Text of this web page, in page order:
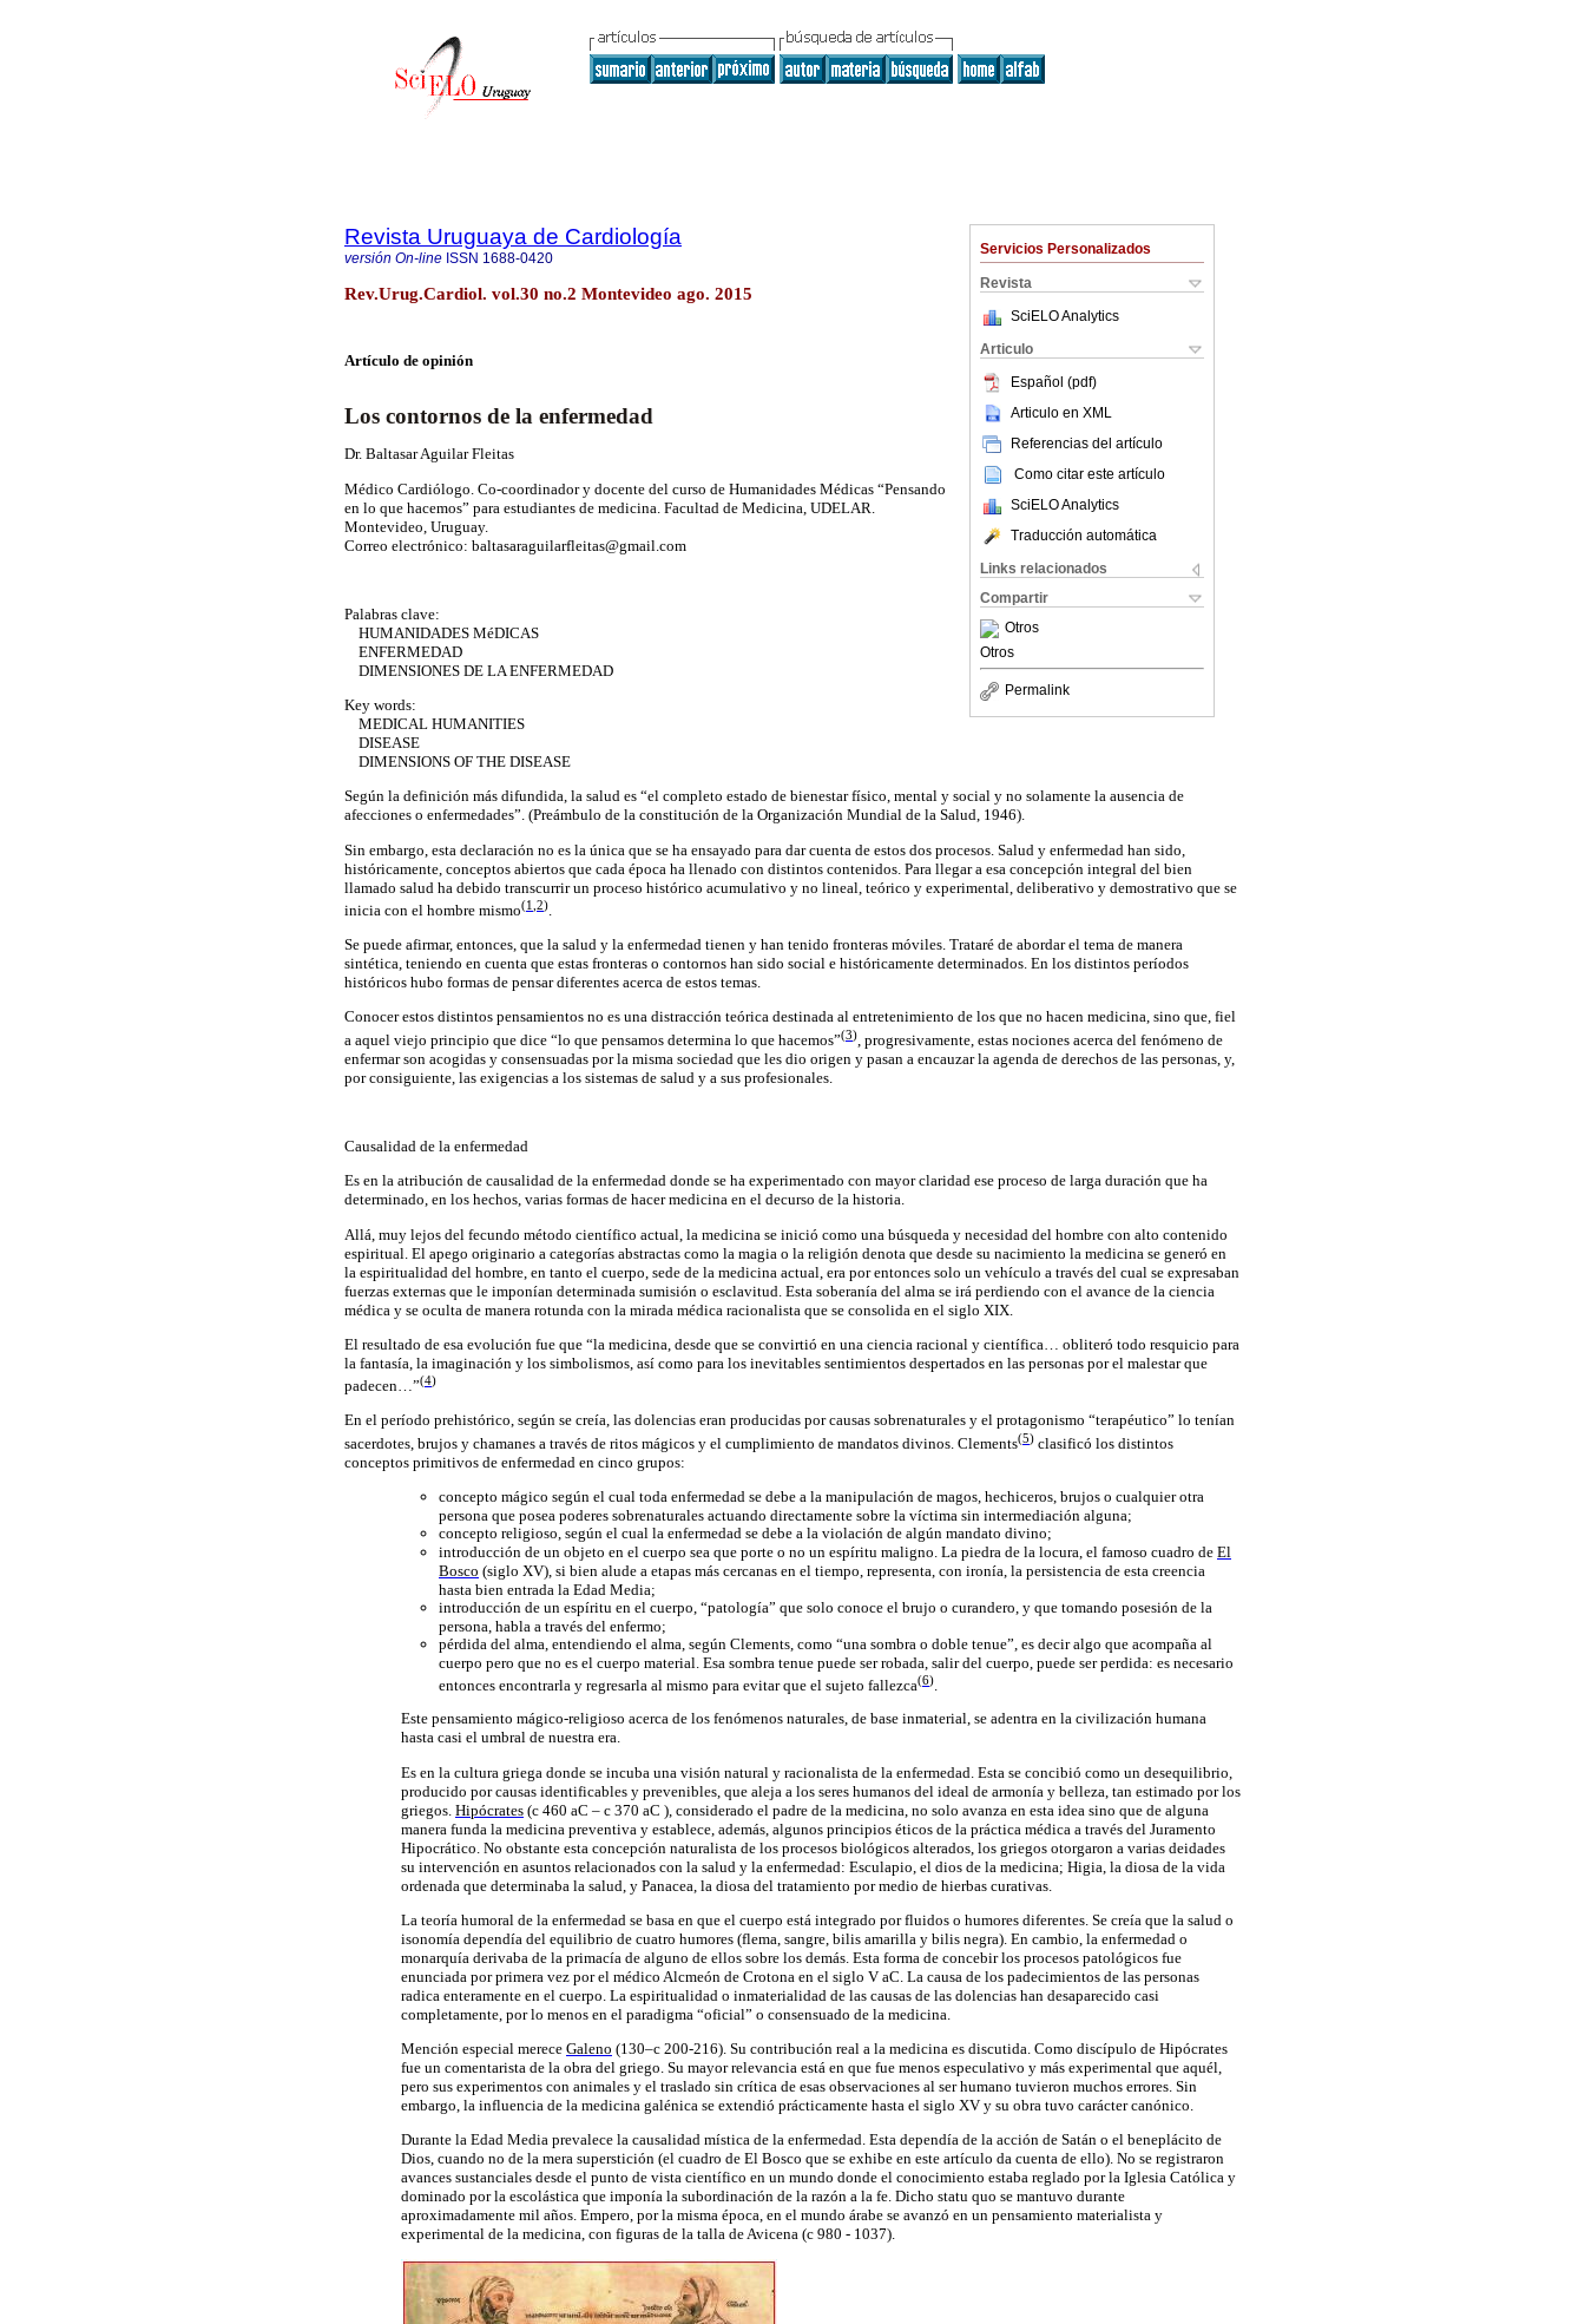
Servicios Personalizados
Revista
SciELO Analytics
Articulo
Español (pdf)
Articulo en XML
Referencias del artículo
Como citar este artículo
SciELO Analytics
Traducción automática
Links relacionados
Compartir
Otros
Otros
Permalink
Revista Uruguaya de Cardiología
versión On-line ISSN 1688-0420
Rev.Urug.Cardiol. vol.30 no.2 Montevideo ago. 2015
Artículo de opinión
Los contornos de la enfermedad
Dr. Baltasar Aguilar Fleitas
Médico Cardiólogo. Co-coordinador y docente del curso de Humanidades Médicas “Pensando
en lo que hacemos” para estudiantes de medicina. Facultad de Medicina, UDELAR.
Montevideo, Uruguay.
Correo electrónico: baltasaraguilarfleitas@gmail.com
Palabras clave:
HUMANIDADES MéDICAS
ENFERMEDAD
DIMENSIONES DE LA ENFERMEDAD
Key words:
MEDICAL HUMANITIES
DISEASE
DIMENSIONS OF THE DISEASE
Según la definición más difundida, la salud es “el completo estado de bienestar físico, mental y social y no solamente la ausencia de
afecciones o enfermedades”. (Preámbulo de la constitución de la Organización Mundial de la Salud, 1946).
Sin embargo, esta declaración no es la única que se ha ensayado para dar cuenta de estos dos procesos. Salud y enfermedad han sido,
históricamente, conceptos abiertos que cada época ha llenado con distintos contenidos. Para llegar a esa concepción integral del bien
llamado salud ha debido transcurrir un proceso histórico acumulativo y no lineal, teórico y experimental, deliberativo y demostrativo que se
inicia con el hombre mismo(1 ,2).
Se puede afirmar, entonces, que la salud y la enfermedad tienen y han tenido fronteras móviles. Trataré de abordar el tema de manera
sintética, teniendo en cuenta que estas fronteras o contornos han sido social e históricamente determinados. En los distintos períodos
históricos hubo formas de pensar diferentes acerca de estos temas.
Conocer estos distintos pensamientos no es una distracción teórica destinada al entretenimiento de los que no hacen medicina, sino que, fiel
a aquel viejo principio que dice “lo que pensamos determina lo que hacemos”(3) , progresivamente, estas nociones acerca del fenómeno de
enfermar son acogidas y consensuadas por la misma sociedad que les dio origen y pasan a encauzar la agenda de derechos de las personas, y,
por consiguiente, las exigencias a los sistemas de salud y a sus profesionales.
Causalidad de la enfermedad
Es en la atribución de causalidad de la enfermedad donde se ha experimentado con mayor claridad ese proceso de larga duración que ha
determinado, en los hechos, varias formas de hacer medicina en el decurso de la historia.
Allá, muy lejos del fecundo método científico actual, la medicina se inició como una búsqueda y necesidad del hombre con alto contenido
espiritual. El apego originario a categorías abstractas como la magia o la religión denota que desde su nacimiento la medicina se generó en
la espiritualidad del hombre, en tanto el cuerpo, sede de la medicina actual, era por entonces solo un vehículo a través del cual se expresaban
fuerzas externas que le imponían determinada sumisión o esclavitud. Esta soberanía del alma se irá perdiendo con el avance de la ciencia
médica y se oculta de manera rotunda con la mirada médica racionalista que se consolida en el siglo XIX.
El resultado de esa evolución fue que “la medicina, desde que se convirtió en una ciencia racional y científica… obliteró todo resquicio para
la fantasía, la imaginación y los simbolismos, así como para los inevitables sentimientos despertados en las personas por el malestar que
padecen…”(4)
En el período prehistórico, según se creía, las dolencias eran producidas por causas sobrenaturales y el protagonismo “terapéutico” lo tenían
sacerdotes, brujos y chamanes a través de ritos mágicos y el cumplimiento de mandatos divinos. Clements(5) clasificó los distintos
conceptos primitivos de enfermedad en cinco grupos:
concepto mágico según el cual toda enfermedad se debe a la manipulación de magos, hechiceros, brujos o cualquier otra
persona que posea poderes sobrenaturales actuando directamente sobre la víctima sin intermediación alguna;
concepto religioso, según el cual la enfermedad se debe a la violación de algún mandato divino;
introducción de un objeto en el cuerpo sea que porte o no un espíritu maligno. La piedra de la locura, el famoso cuadro de El
Bosco (siglo XV), si bien alude a etapas más cercanas en el tiempo, representa, con ironía, la persistencia de esta creencia
hasta bien entrada la Edad Media;
introducción de un espíritu en el cuerpo, “patología” que solo conoce el brujo o curandero, y que tomando posesión de la
persona, habla a través del enfermo;
pérdida del alma, entendiendo el alma, según Clements, como “una sombra o doble tenue”, es decir algo que acompaña al
cuerpo pero que no es el cuerpo material. Esa sombra tenue puede ser robada, salir del cuerpo, puede ser perdida: es necesario
entonces encontrarla y regresarla al mismo para evitar que el sujeto fallezca(6)
Este pensamiento mágico-religioso acerca de los fenómenos naturales, de base inmaterial, se adentra en la civilización humana
hasta casi el umbral de nuestra era.
Es en la cultura griega donde se incuba una visión natural y racionalista de la enfermedad. Esta se concibió como un desequilibrio,
producido por causas identificables y prevenibles, que aleja a los seres humanos del ideal de armonía y belleza, tan estimado por los
griegos. Hipócrates (c 460 aC – c 370 aC ), considerado el padre de la medicina, no solo avanza en esta idea sino que de alguna
manera funda la medicina preventiva y establece, además, algunos principios éticos de la práctica médica a través del Juramento
Hipocrático. No obstante esta concepción naturalista de los procesos biológicos alterados, los griegos otorgaron a varias deidades
su intervención en asuntos relacionados con la salud y la enfermedad: Esculapio, el dios de la medicina; Higia, la diosa de la vida
ordenada que determinaba la salud, y Panacea, la diosa del tratamiento por medio de hierbas curativas.
La teoría humoral de la enfermedad se basa en que el cuerpo está integrado por fluidos o humores diferentes. Se creía que la salud o
isonomía dependía del equilibrio de cuatro humores (flema, sangre, bilis amarilla y bilis negra). En cambio, la enfermedad o
monarquía derivaba de la primacía de alguno de ellos sobre los demás. Esta forma de concebir los procesos patológicos fue
enunciada por primera vez por el médico Alcmeón de Crotona en el siglo V aC. La causa de los padecimientos de las personas
radica enteramente en el cuerpo. La espiritualidad o inmaterialidad de las causas de las dolencias han desaparecido casi
completamente, por lo menos en el paradigma “oficial” o consensuado de la medicina.
Mención especial merece Galeno (130–c 200-216). Su contribución real a la medicina es discutida. Como discípulo de Hipócrates
fue un comentarista de la obra del griego. Su mayor relevancia está en que fue menos especulativo y más experimental que aquél,
pero sus experimentos con animales y el traslado sin crítica de esas observaciones al ser humano tuvieron muchos errores. Sin
embargo, la influencia de la medicina galénica se extendió prácticamente hasta el siglo XV y su obra tuvo carácter canónico.
Durante la Edad Media prevalece la causalidad mística de la enfermedad. Esta dependía de la acción de Satán o el beneplácito de
Dios, cuando no de la mera superstición (el cuadro de El Bosco que se exhibe en este artículo da cuenta de ello). No se registraron
avances sustanciales desde el punto de vista científico en un mundo donde el conocimiento estaba reglado por la Iglesia Católica y
dominado por la escolástica que imponía la subordinación de la razón a la fe. Dicho statu quo se mantuvo durante
aproximadamente mil años. Empero, por la misma época, en el mundo árabe se avanzó en un pensamiento materialista y
experimental de la medicina, con figuras de la talla de Avicena (c 980 - 1037).